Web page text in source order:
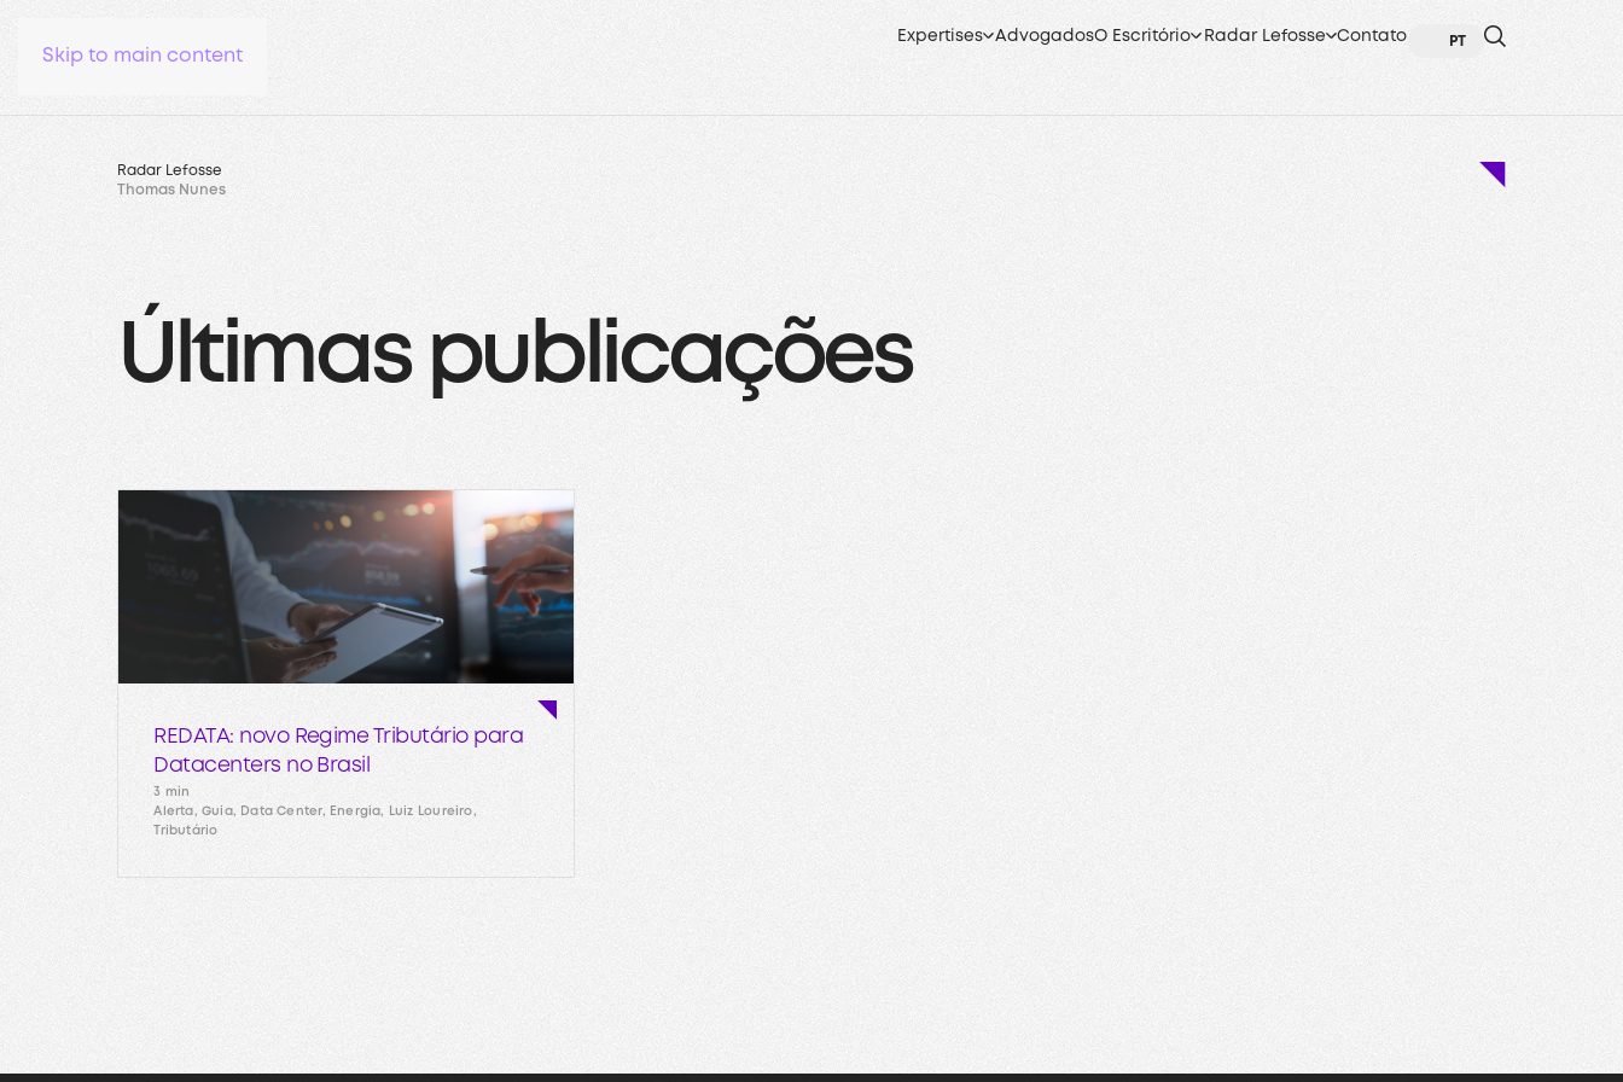
Skip to main content
Expertises AdvogadosO Escritório Radar Lefosse Contato PT
Radar Lefosse
Thomas Nunes
Últimas publicações
REDATA: novo Regime Tributário para
Datacenters no Brasil
3 min
Alerta, Guia, Data Center, Energia, Luiz Loureiro,
Tributário